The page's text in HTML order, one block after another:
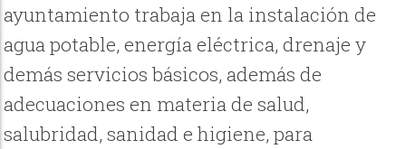
ayuntamiento trabaja en la instalación de
agua potable, energía eléctrica, drenaje y
demás servicios básicos, además de
adecuaciones en materia de salud,
salubridad, sanidad e higiene, para